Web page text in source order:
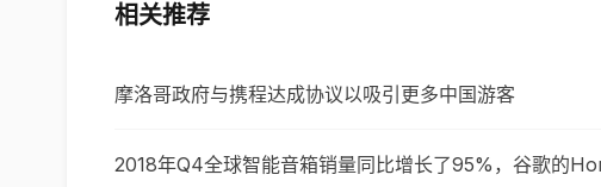
相关推荐
摩洛哥政府与携程达成协议以吸引更多中国游客
2018年Q4全球智能音箱销量同比增长了95%，谷歌的